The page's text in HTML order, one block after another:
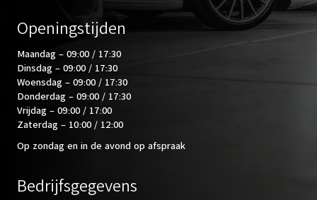
Openingstijden
Maandag – 09:00 / 17:30
Dinsdag – 09:00 / 17:30
Woensdag – 09:00 / 17:30
Donderdag – 09:00 / 17:30
Vrijdag – 09:00 / 17:00
Zaterdag – 10:00 / 12:00
Op zondag en in de avond op afspraak
Bedrijfsgegevens